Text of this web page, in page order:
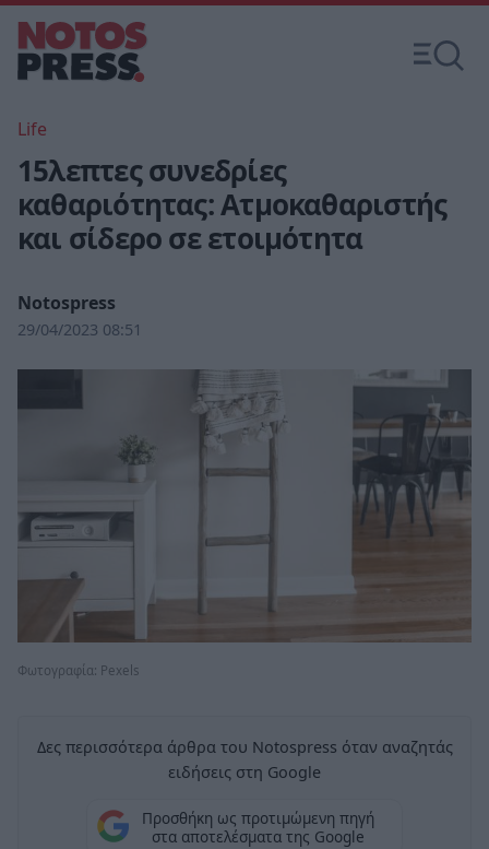
Life
15λεπτες συνεδρίες
καθαριότητας: Ατμοκαθαριστής
και σίδερο σε ετοιμότητα
Notospress
29/04/2023 08:51
Φωτογραφία: Pexels
Δες περισσότερα άρθρα του Notospress όταν αναζητάς
ειδήσεις στη Google
Προσθήκη ως προτιμώμενη πηγή
στα αποτελέσματα της Google